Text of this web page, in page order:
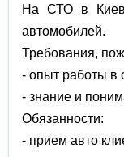
На СТО в
автомобилей.
Требования,
- опыт работы в
- знание и
Обязанности:
- прием авто